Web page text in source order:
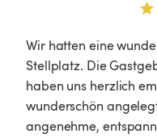
Wir hatten eine
Stellplatz. Die
haben uns herzlich
wunderschön
angenehme,